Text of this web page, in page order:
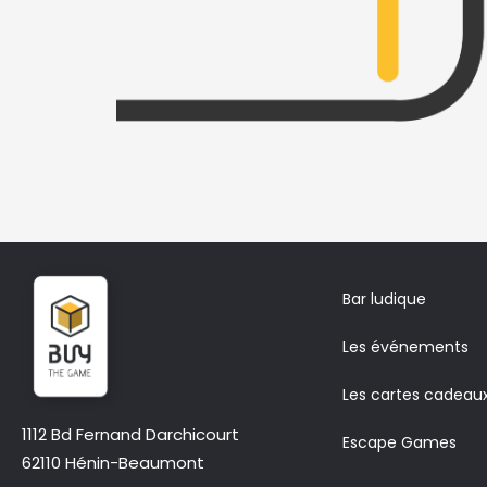
1112 Bd Fernand Darchicourt
62110 Hénin-Beaumont
Bar ludique
Les événements
Les cartes
Escape Games